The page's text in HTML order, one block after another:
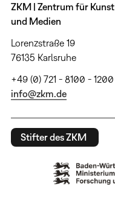
ZKM | Zentrum für Kunst
und Medien
Lorenzstraße 19
76135 Karlsruhe
+49 (0) 721 - 8100 - 1200
info@zkm.de
Stifter des ZKM